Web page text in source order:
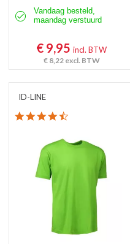
Vandaag besteld,
maandag verstuurd
€ 9,95incl. BTW
€ 8,22 excl. BTW
ID-LINE